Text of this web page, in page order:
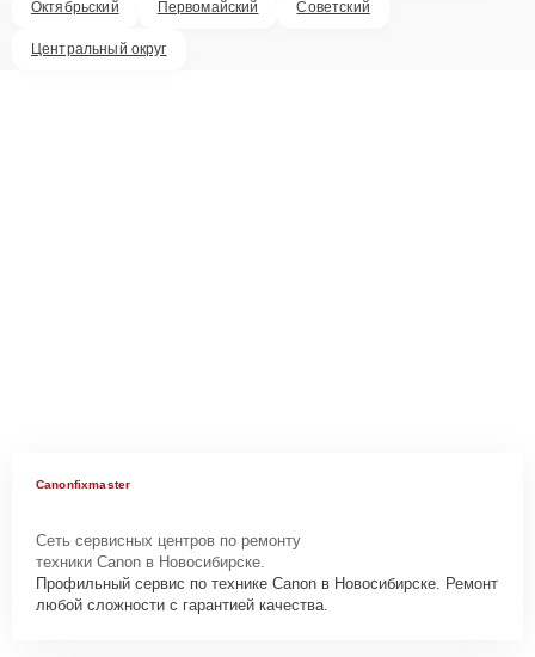
Октябрьский Первомайский Советский
Центральный округ
Canonfixmaster
Сеть сервисных центров по ремонту
техники Canon в Новосибирске.
Профильный сервис по технике Canon в Новосибирске. Ремонт
любой сложности с гарантией качества.